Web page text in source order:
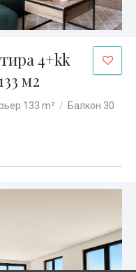
4+kk
м2
133 m² / Балкон 30